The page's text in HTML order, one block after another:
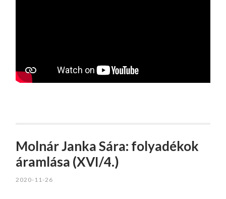
Molnár Janka Sára: folyadékok
áramlása (XVI/4.)
2020-11-26